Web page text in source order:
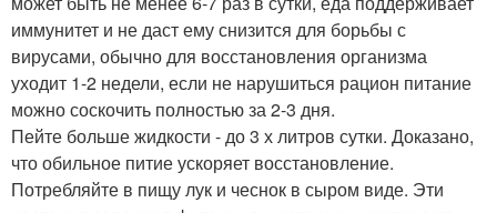
иммунитет и не даст ему снизится для борьбы с
вирусами, обычно для восстановления организма
уходит 1-2 недели, если не нарушиться рацион питание
можно соскочить полностью за 2-3 дня.
Пейте больше жидкости - до 3 х литров сутки. Доказано,
что обильное питие ускоряет восстановление.
Потребляйте в пищу лук и чеснок в сыром виде. Эти